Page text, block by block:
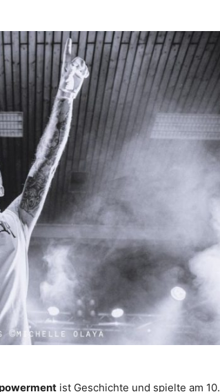
ist Geschichte und spielte am 10.